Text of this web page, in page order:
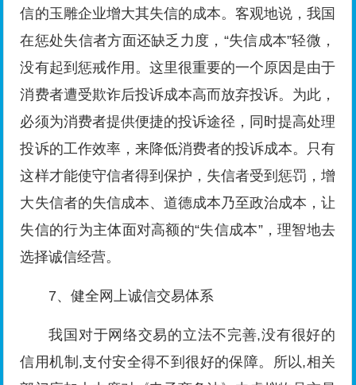
信的玉雕企业增大其失信的成本。客观地说，我国
在惩处失信者方面还缺乏力度，“失信成本”轻微，
没有起到惩戒作用。这里很重要的一个原因是由于
消费者遭受欺诈后投诉成本高而放弃投诉。为此，
必须为消费者提供便捷的投诉途径，同时提高处理
投诉的工作效率，来降低消费者的投诉成本。只有
这样才能使守信者得到保护，失信者受到惩罚，增
大失信者的失信成本、道德成本乃至政治成本，让
失信的行为主体面对高额的“失信成本”，理智地去
选择诚信经营。
7、健全网上诚信交易体系
我国对于网络交易的立法不完善,没有很好的
信用机制,支付安全得不到很好的保障。所以,相关